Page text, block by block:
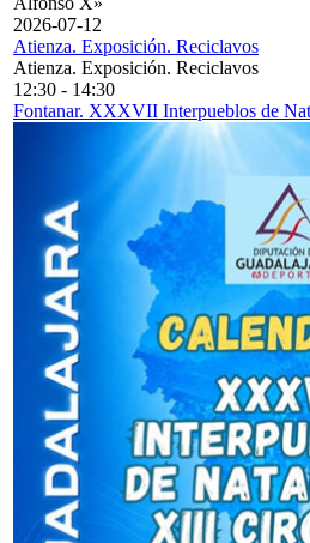
2026-07-12
Atienza. Exposición. Reciclavos
Atienza. Exposición. Reciclavos
12:30 - 14:30
Fontanar. XXXVII Interpueblos de